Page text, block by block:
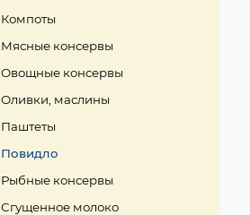
Компоты
Мясные консервы
Овощные консервы
Оливки, маслины
Паштеты
Повидло
Рыбные консервы
Сгущенное молоко